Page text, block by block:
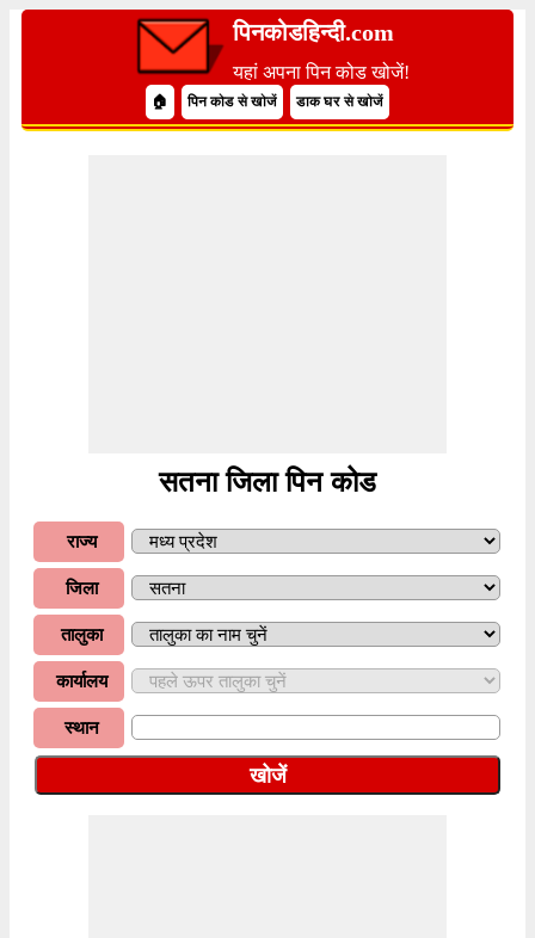
पिनकोडहिन्दी.com
यहां अपना पिन कोड खोजें!
🏠 पिन कोड से खोजें डाक घर से खोजें
सतना जिला पिन कोड
राज्य
जिला
तालुका
कार्यालय
स्थान